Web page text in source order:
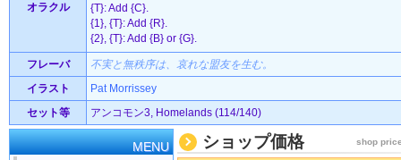
オラクル
{T}: Add {C}.
{1}, {T}: Add {R}.
{2}, {T}: Add {B} or {G}.
フレーバ
不実と無秩序は、哀れな盟友を生む。
イラスト
Pat Morrissey
セット等
アンコモン3, Homelands (114/140)
MENU
ショップ価格 shop